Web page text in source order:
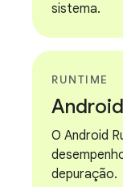
sistema.
RUNTIME
O Android
depuração.